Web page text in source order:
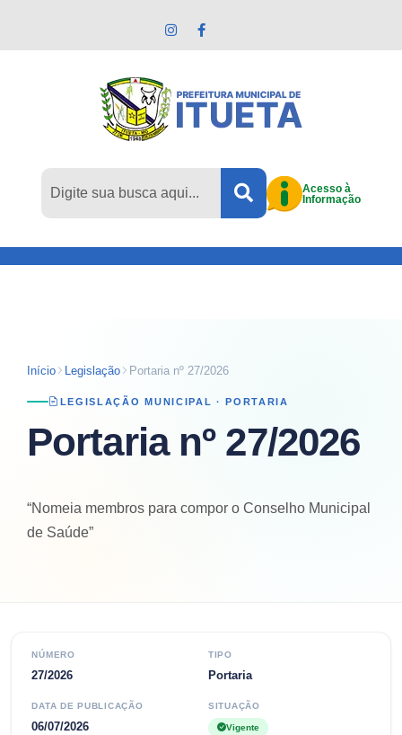
Acesso à
Informação
Início Legislação Portaria nº 27/2026
LEGISLAÇÃO MUNICIPAL ·PORTARIA
Portaria nº 27/2026
“Nomeia membros para compor o Conselho Municipal
de Saúde”
NÚMERO
27/2026
TIPO
Portaria
DATA DE PUBLICAÇÃO
06/07/2026
SITUAÇÃO
Vigente